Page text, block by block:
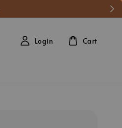
Login Cart